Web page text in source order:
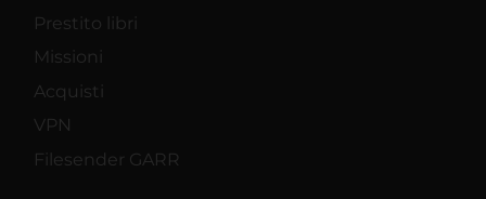
Prestito libri
Missioni
Acquisti
VPN
Filesender GARR